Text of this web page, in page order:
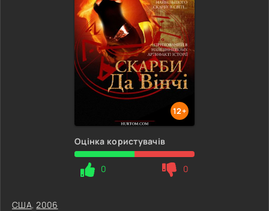
12+
Оцінка користувачів
0 0
США,2006